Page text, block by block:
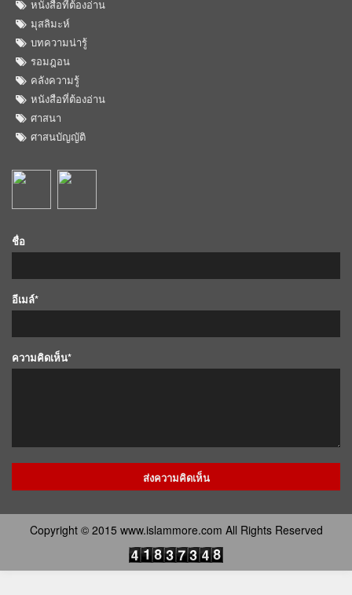
หนังสือที่ต้องอ่าน
มุสลิมะห์
บทความน่ารู้
รอมฎอน
คลังความรู้
หนังสือที่ต้องอ่าน
ศาสนา
ศาสนบัญญัติ
ชื่อ
อีเมล์*
ความคิดเห็น*
Copyright © 2015 www.islammore.com All Rights Reserved